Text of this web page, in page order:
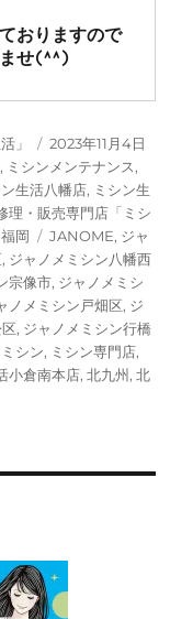
おりますので
ませ(^^)
」
投
稿
日:
2023年11月4日
, ミシンメンテナンス,
ン生活八幡店, ミシン生
理・販売専門店「ミシ
福岡
タ
グ
JANOME, ジャ
, ジャノメミシン八幡西
宗像市, ジャノメミシ
ノメミシン戸畑区, ジ
, ジャノメミシン行橋
ミシン, ミシン専門店,
小倉南本店,北九州 ,北